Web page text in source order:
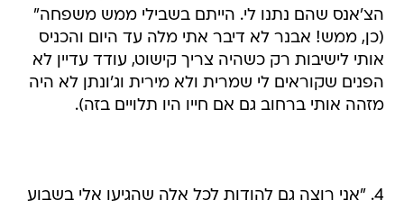
הצ'אנס שהם נתנו לי. הייתם בשבילי ממש משפחה"
(כן, ממש! אבנר לא דיבר אתי מלה עד היום והכניס
אותי לישיבות רק כשהיה צריך קישוט, עודד עדיין לא
הפנים שקוראים לי שמרית ולא מירית וג'ונתן לא היה
מזהה אותי ברחוב גם אם חייו היו תלויים בזה).
4. "אני רוצה גם להודות לכל אלה שהגיעו אלי בשבוע